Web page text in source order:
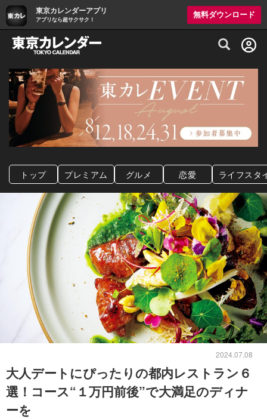
東京カレンダーアプリ
アプリなら超サクサク！
無料ダウンロード
グルメ情報・プレミアムレストラン予約
トップ プレミアム グルメ 恋愛 ライフスタ
2024.07.08
大人デートにぴったりの都内レストラン６
選！コース“１万円前後”で大満足のディナ
ーを